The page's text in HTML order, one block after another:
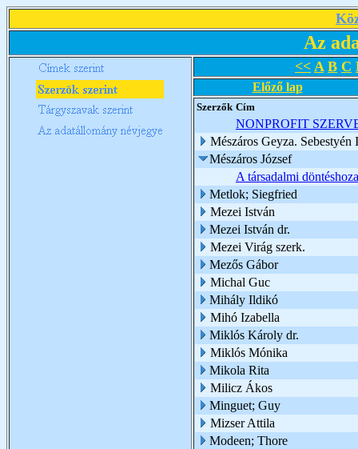
Az
<< A B C
Előző lap
Szerzők Cím
NONPROFIT
Mészáros Geyza. Sebestyén
Mészáros József
A társadalmi
Metlok; Siegfried
Mezei István
Mezei István dr.
Mezei Virág szerk.
Mezős Gábor
Michal Guc
Mihály Ildikó
Mihó Izabella
Miklós Károly dr.
Miklós Mónika
Mikola Rita
Milicz Ákos
Minguet; Guy
Mizser Attila
Modeen; Thore